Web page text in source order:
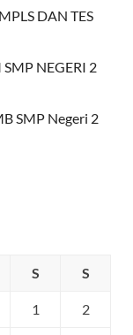
DAN TES
NEGERI 2
SMP Negeri 2
S S
1 2